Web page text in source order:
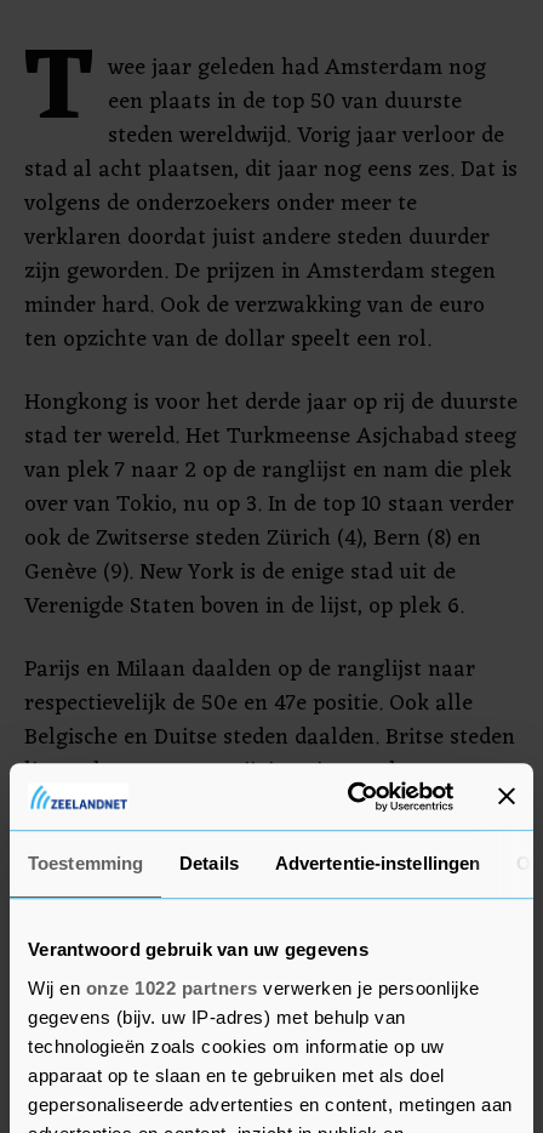
Toestemming Details Advertentie-instellingen
Verantwoord gebruik van uw gegevens
Wij en onze 1022 partners verwerken je persoonlijke
gegevens (bijv. uw IP-adres) met behulp van
technologieën zoals cookies om informatie op uw
apparaat op te slaan en te gebruiken met als doel
gepersonaliseerde advertenties en content, metingen aan
T wee jaar geleden had Amsterdam nog
een plaats in de top 50 van duurste
steden wereldwijd. Vorig jaar verloor de
stad al acht plaatsen, dit jaar nog eens zes. Dat is
volgens de onderzoekers onder meer te
verklaren doordat juist andere steden duurder
zijn geworden. De prijzen in Amsterdam stegen
minder hard. Ook de verzwakking van de euro
ten opzichte van de dollar speelt een rol.
Hongkong is voor het derde jaar op rij de duurste
stad ter wereld. Het Turkmeense Asjchabad steeg
van plek 7 naar 2 op de ranglijst en nam die plek
over van Tokio, nu op 3. In de top 10 staan verder
ook de Zwitserse steden Zürich (4), Bern (8) en
Genève (9). New York is de enige stad uit de
Verenigde Staten boven in de lijst, op plek 6.
Parijs en Milaan daalden op de ranglijst naar
respectievelijk de 50e en 47e positie. Ook alle
Belgische en Duitse steden daalden. Britse steden
lieten dan weer een stijging zien op de
durestedenlijst.
Wie zo min mogelijk wil uitgeven aan het
dagelijkse leven, moet zich overigens vestigen in
het Tunesische Tunis. Daar is het dagelijks leven
van expats voor het tweede jaar op rij het
goedkoopst.